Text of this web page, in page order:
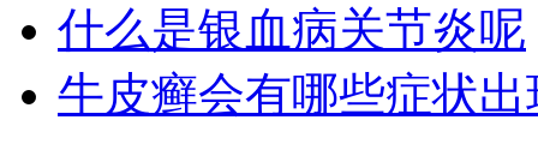
什么是银血病关节炎呢
牛皮癣会有哪些症状出